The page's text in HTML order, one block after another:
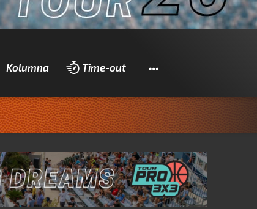
Kolumna Time-out Pretraži